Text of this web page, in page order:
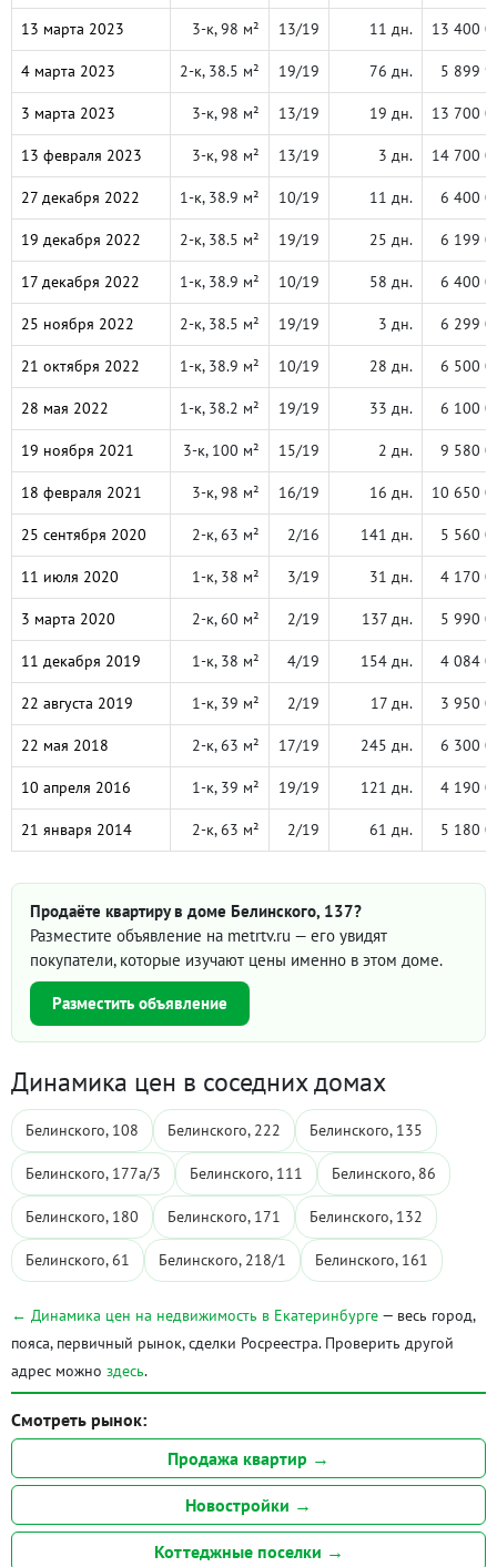
13 марта 2023 3-к, 98 м² 13/19 11 дн. 13 400
4 марта 2023 2-к, 38.5 м² 19/19 76 дн. 5 899
3 марта 2023 3-к, 98 м² 13/19 19 дн. 13 700
13 февраля 2023 3-к, 98 м² 13/19 3 дн. 14 700
27 декабря 2022 1-к, 38.9 м² 10/19 11 дн. 6 400
19 декабря 2022 2-к, 38.5 м² 19/19 25 дн. 6 199
17 декабря 2022 1-к, 38.9 м² 10/19 58 дн. 6 400
25 ноября 2022 2-к, 38.5 м² 19/19 3 дн. 6 299
21 октября 2022 1-к, 38.9 м² 10/19 28 дн. 6 500
28 мая 2022 1-к, 38.2 м² 19/19 33 дн. 6 100
19 ноября 2021 3-к, 100 м² 15/19 2 дн. 9 580
18 февраля 2021 3-к, 98 м² 16/19 16 дн. 10 650
25 сентября 2020 2-к, 63 м² 2/16 141 дн. 5 560
11 июля 2020 1-к, 38 м² 3/19 31 дн. 4 170
3 марта 2020 2-к, 60 м² 2/19 137 дн. 5 990
11 декабря 2019 1-к, 38 м² 4/19 154 дн. 4 084
22 августа 2019 1-к, 39 м² 2/19 17 дн. 3 950
22 мая 2018 2-к, 63 м² 17/19 245 дн. 6 300
10 апреля 2016 1-к, 39 м² 19/19 121 дн. 4 190
21 января 2014 2-к, 63 м² 2/19 61 дн. 5 180
Продаёте квартиру в доме Белинского, 137?
Разместите объявление на metrtv.ru — его увидят
покупатели, которые изучают цены именно в этом доме.
Разместить объявление
Динамика цен в соседних домах
Белинского, 108 Белинского, 222 Белинского, 135
Белинского, 177а/3 Белинского, 111 Белинского, 86
Белинского, 180 Белинского, 171 Белинского, 132
Белинского, 61 Белинского, 218/1 Белинского, 161
← Динамика цен на недвижимость в Екатеринбурге — весь город,
пояса, первичный рынок, сделки Росреестра. Проверить другой
адрес можно здесь.
Смотреть рынок:
Продажа квартир →
Новостройки →
Коттеджные поселки →